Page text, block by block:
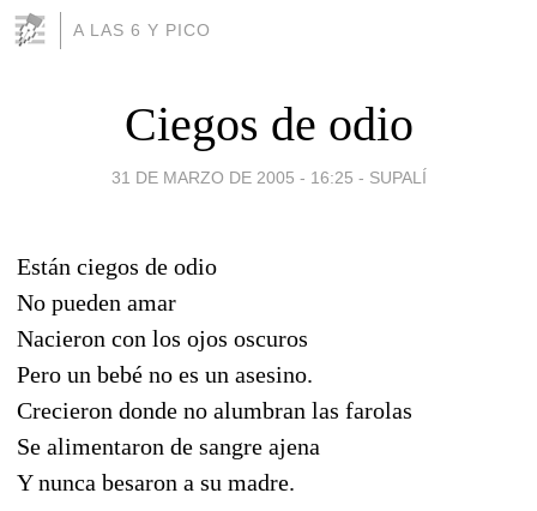
A LAS 6 Y PICO
Ciegos de odio
31 DE MARZO DE 2005 - 16:25 - SUPALÍ
Están ciegos de odio
No pueden amar
Nacieron con los ojos oscuros
Pero un bebé no es un asesino.
Crecieron donde no alumbran las farolas
Se alimentaron de sangre ajena
Y nunca besaron a su madre.